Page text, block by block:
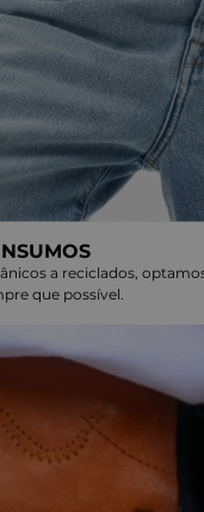
a reciclados,
que possível.